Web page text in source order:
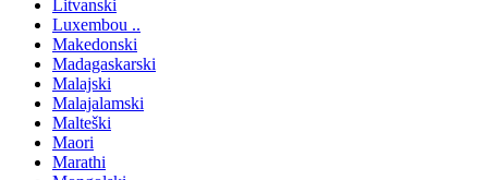
Litvanski
Luxembou ..
Makedonski
Madagaskarski
Malajski
Malajalamski
Malteški
Maori
Marathi